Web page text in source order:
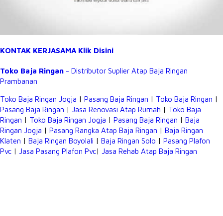
KONTAK KERJASAMA Klik Disini
Toko Baja Ringan - Distributor Suplier Atap Baja Ringan
Prambanan
Toko Baja Ringan Jogja | Pasang Baja Ringan | Toko Baja Ringan |
Pasang Baja Ringan | Jasa Renovasi Atap Rumah | Toko Baja
Ringan | Toko Baja Ringan Jogja | Pasang Baja Ringan | Baja
Ringan Jogja | Pasang Rangka Atap Baja Ringan | Baja Ringan
Klaten | Baja Ringan Boyolali | Baja Ringan Solo | Pasang Plafon
Pvc | Jasa Pasang Plafon Pvc| Jasa Rehab Atap Baja Ringan